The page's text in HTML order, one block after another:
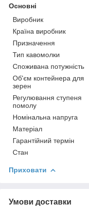
Основні
Виробник
Країна виробник
Призначення
Тип кавомолки
Споживана потужність
Об'єм контейнера для
зерен
Регулювання ступеня
помолу
Номінальна напруга
Матеріал
Гарантійний термін
Стан
Приховати
Умови доставки